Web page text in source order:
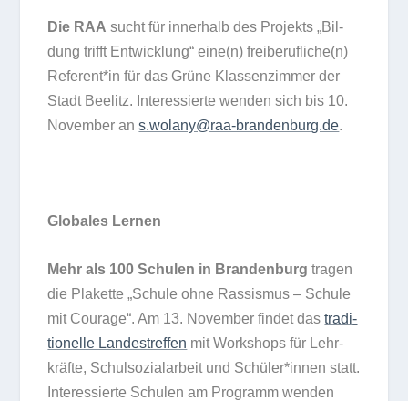
Die RAA sucht für inner­halb des Pro­jekts „Bil­
dung trifft Ent­wick­lung“ eine(n) freiberufliche(n)
Referent*in für das Grüne Klas­sen­zim­mer der
Stadt Beelitz. Inter­es­sierte wen­den sich bis 10.
Novem­ber ans.wolany@raa-brandenburg.de.
Glo­ba­les Lernen
Mehr als 100 Schu­len in Bran­den­burg tra­gen
die Pla­kette „Schule ohne Ras­sis­mus – Schule
mit Cou­rage“. Am 13. Novem­ber fin­det dastra­di­
tio­nelle Lan­des­tref­fen mit Work­shops für Lehr­
kräfte, Schul­so­zi­al­ar­beit und Schüler*innen statt.
Inter­es­sierte Schu­len am Pro­gramm wen­den